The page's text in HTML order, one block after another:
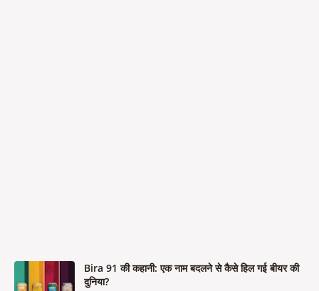
Bira 91 की कहानी: एक नाम बदलने से कैसे हिल गई बीयर की
दुनिया?